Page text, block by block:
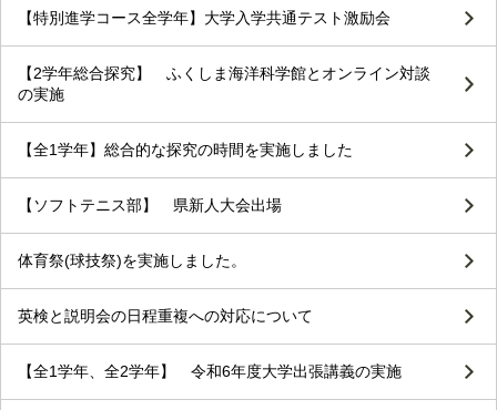
【特別進学コース全学年】大学入学共通テスト激励会
【2学年総合探究】 ふくしま海洋科学館とオンライン対談
の実施
【全1学年】総合的な探究の時間を実施しました
【ソフトテニス部】 県新人大会出場
体育祭(球技祭)を実施しました。
英検と説明会の日程重複への対応について
【全1学年、全2学年】 令和6年度大学出張講義の実施